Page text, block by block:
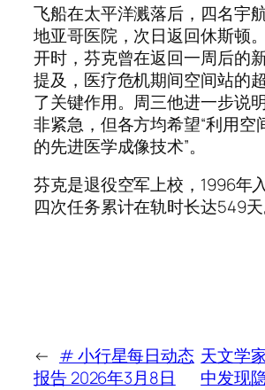
飞船在太平洋溅落后，四名宇
地亚哥医院，次日返回休斯顿
开时，芬克曾在返回一周后的
提及，医疗危机期间空间站的
了关键作用。周三他进一步说
非紧急，但各方均希望“利用空
的先进医学成像技术”。
芬克是退役空军上校，1996年
四次任务累计在轨时长达549天
← # 小行星每日动态
报告 2026年3月8日
天文学
中发现